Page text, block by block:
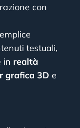
con
testuali,
in realtà
grafica 3D e